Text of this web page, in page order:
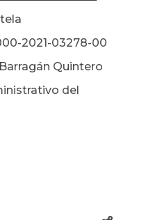
2021-03278-00
Quintero
del